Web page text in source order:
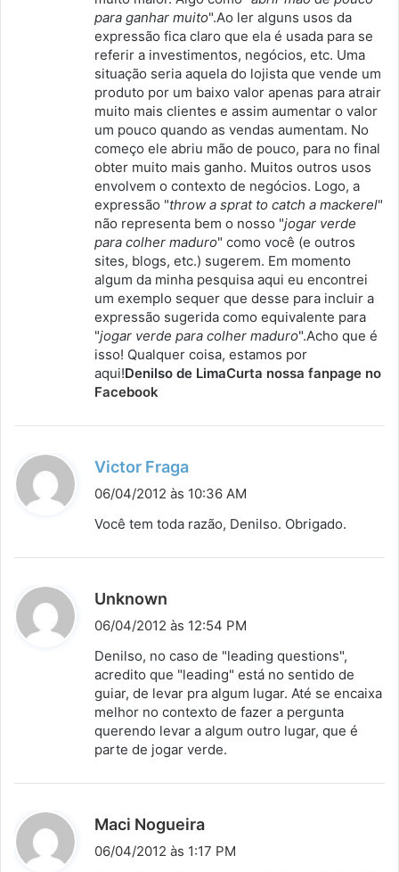
para ganhar muito".Ao ler alguns usos da
expressão fica claro que ela é usada para se
referir a investimentos, negócios, etc. Uma
situação seria aquela do lojista que vende um
produto por um baixo valor apenas para atrair
muito mais clientes e assim aumentar o valor
um pouco quando as vendas aumentam. No
começo ele abriu mão de pouco, para no final
obter muito mais ganho. Muitos outros usos
envolvem o contexto de negócios. Logo, a
expressão "throw a sprat to catch a mackerel"
não representa bem o nosso "jogar verde
para colher maduro" como você (e outros
sites, blogs, etc.) sugerem. Em momento
algum da minha pesquisa aqui eu encontrei
um exemplo sequer que desse para incluir a
expressão sugerida como equivalente para
"jogar verde para colher maduro".Acho que é
isso! Qualquer coisa, estamos por
aqui!Denilso de LimaCurta nossa fanpage no
Facebook
Victor Fraga
i
e
06/04/2012 às 10:36 AM
Você tem toda razão, Denilso. Obrigado.
Unknown
s
e
:
06/04/2012 às 12:54 PM
Denilso, no caso de "leading questions",
acredito que "leading" está no sentido de
guiar, de levar pra algum lugar. Até se encaixa
melhor no contexto de fazer a pergunta
querendo levar a algum outro lugar, que é
parte de jogar verde.
Maci Nogueira
i
06/04/2012 às 1:17 PM